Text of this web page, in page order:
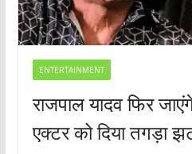
ENTERTAINMENT
राजपाल यादव फिर
एक्टर को दिया तगड़ा